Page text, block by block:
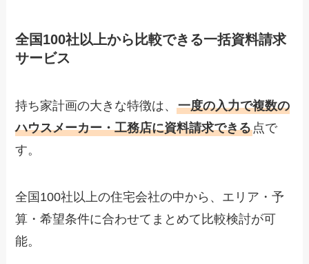
全国100社以上から比較できる一括資料請求
サービス
持ち家計画の大きな特徴は、一度の入力で複数の
ハウスメーカー・工務店に資料請求できる点で
す。
全国100社以上の住宅会社の中から、エリア・予
算・希望条件に合わせてまとめて比較検討が可
能。